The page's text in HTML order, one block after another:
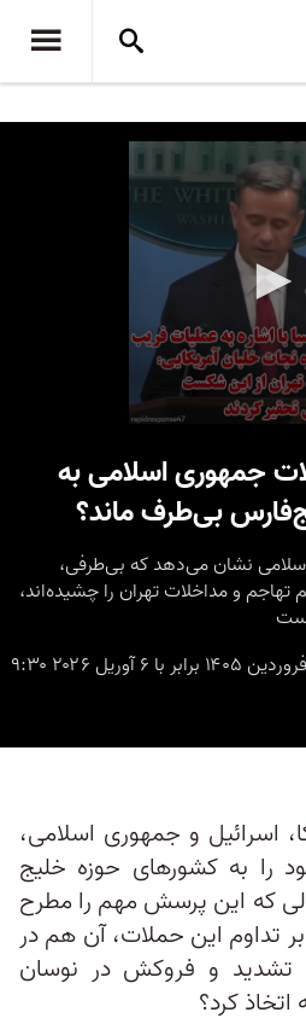
minute,
جمهوری اسلامی به
بی‌طرف ماند؟
نشان می‌دهد که بی‌طرفی،
و مداخلات تهران را چشیده‌اند،
اسرائیل و جمهوری اسلامی،
را به کشورهای حوزه خلیج
که این پرسش مهم را مطرح
تداوم این حملات، آن‌ هم در
و فروکش در نوسان
کرد؟